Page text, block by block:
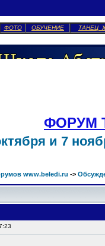
ФОТО ОБУЧЕНИЕ ТАНЕЦ
ФОРУМ
и 7
www.beledi.ru ->